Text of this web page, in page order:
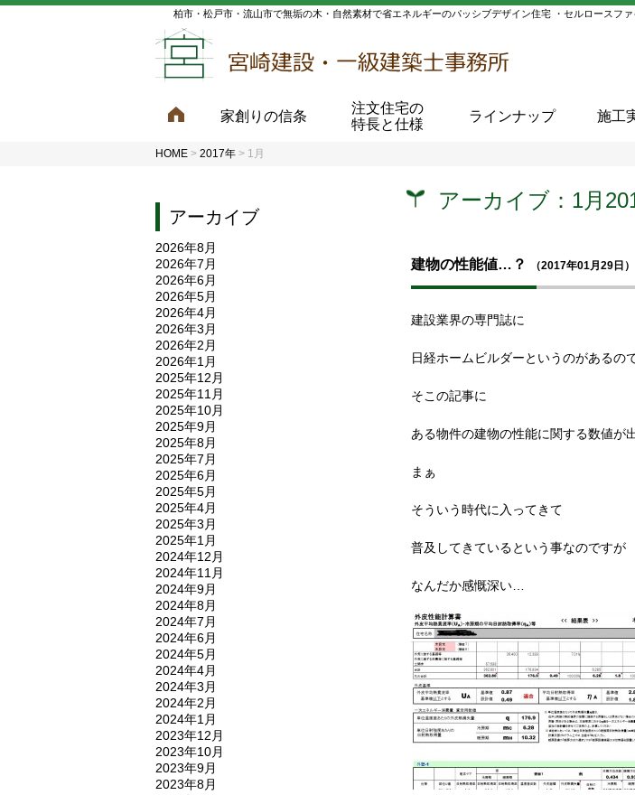
柏市・松戸市・流山市で無垢の木・自然素材で省エネルギーのパッシブデザイン住宅 ・セルロースフ
家創りの信条
注文住宅の
特長と仕様
ラインナップ 施工
HOME > 2017年 > 1月
アーカイブ：1月
建物の性能値…？ （2017年01月29日）
建設業界の専門誌に
日経ホームビルダーというのがあるの
そこの記事に
ある物件の建物の性能に関する数値が
まぁ
そういう時代に入ってきて
普及してきているという事なのですが
なんだか感慨深い…
アーカイブ
2026年8月
2026年7月
2026年6月
2026年5月
2026年4月
2026年3月
2026年2月
2026年1月
2025年12月
2025年11月
2025年10月
2025年9月
2025年8月
2025年7月
2025年6月
2025年5月
2025年4月
2025年3月
2025年1月
2024年12月
2024年11月
2024年9月
2024年8月
2024年7月
2024年6月
2024年5月
2024年4月
2024年3月
2024年2月
2024年1月
2023年12月
2023年10月
2023年9月
2023年8月